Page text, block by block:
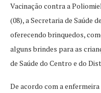
Vacinação contra a
(08), a Secretaria de Saúde
oferecendo brinquedos,
alguns brindes para as
de Saúde do Centro e do
De acordo com a